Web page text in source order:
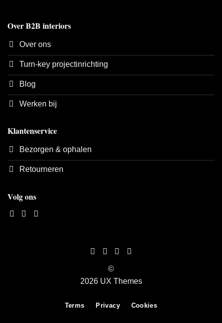
Over B2B interiors
Over ons
Turn-key projectinrichting
Blog
Werken bij
Klantenservice
Bezorgen & ophalen
Retourneren
Volg ons
©
2026 UX Themes
Terms Privacy Cookies